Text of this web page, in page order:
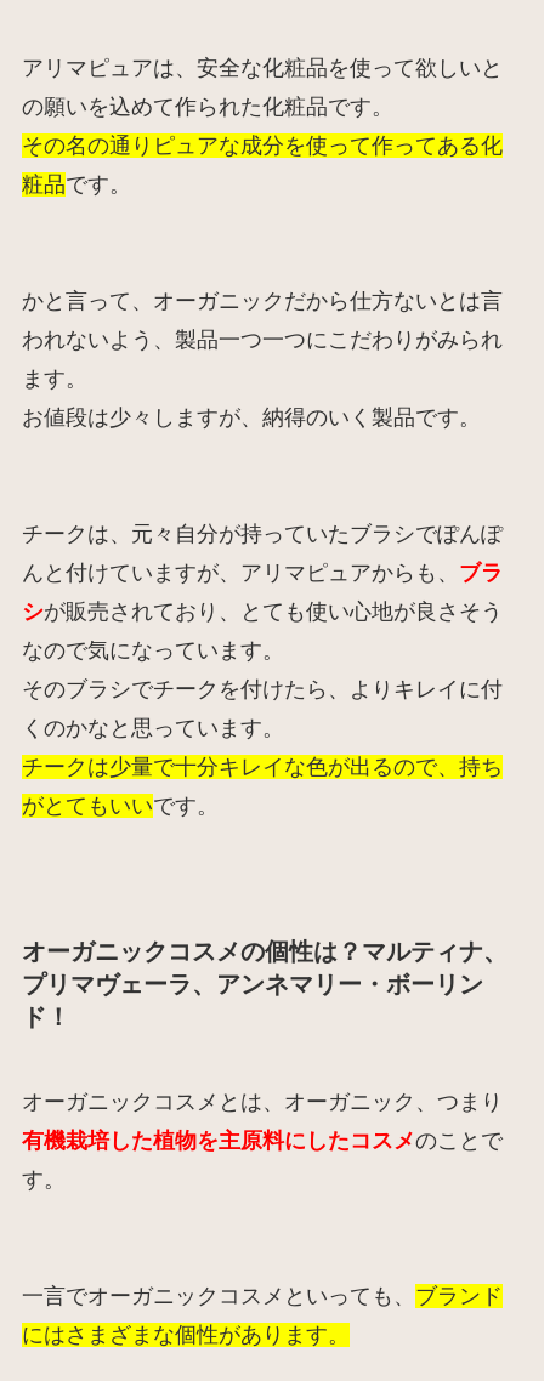
アリマピュアは、安全な化粧品を使って欲しいと
の願いを込めて作られた化粧品です。
その名の通りピュアな成分を使って作ってある化
粧品です。
かと言って、オーガニックだから仕方ないとは言
われないよう、 製品一つ一つにこだわりがみられ
ます。
お値段は少々しますが、納得のいく製品です。
チークは、元々自分が持っていたブラシでぽんぽ
んと付けていますが、アリマピュアからも、 ブラ
シが販売されており、とても使い心地が良さそう
なので気になっています。
そのブラシでチークを付けたら、よりキレイに付
くのかなと思っています。
チークは少量で十分キレイな色が出るので、持ち
がとてもいいです。
オーガニックコスメの個性は？マルティナ、
プリマヴェーラ、アンネマリー・ボーリン
ド！
オーガニックコスメとは、オーガニック、つまり
有機栽培した植物を主原料にしたコスメのことで
す。
一言でオーガニックコスメといっても、 ブランド
にはさまざまな個性があります。